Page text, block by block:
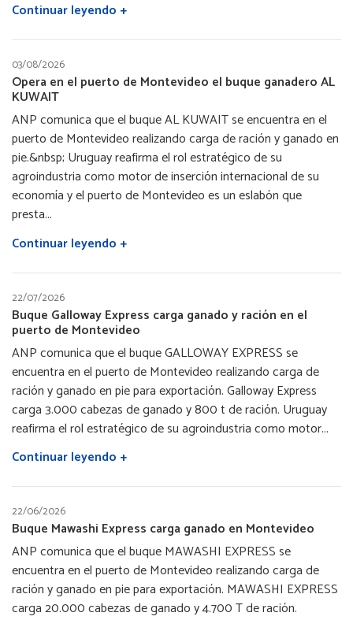
Continuar leyendo +
03/08/2026
Opera en el puerto de Montevideo el buque ganadero AL
KUWAIT
ANP comunica que el buque AL KUWAIT se encuentra en el
puerto de Montevideo realizando carga de ración y ganado en
pie.&nbsp; Uruguay reafirma el rol estratégico de su
agroindustria como motor de inserción internacional de su
economía y el puerto de Montevideo es un eslabón que
presta...
Continuar leyendo +
22/07/2026
Buque Galloway Express carga ganado y ración en el
puerto de Montevideo
ANP comunica que el buque GALLOWAY EXPRESS se
encuentra en el puerto de Montevideo realizando carga de
ración y ganado en pie para exportación. Galloway Express
carga 3.000 cabezas de ganado y 800 t de ración. Uruguay
reafirma el rol estratégico de su agroindustria como motor...
Continuar leyendo +
22/06/2026
Buque Mawashi Express carga ganado en Montevideo
ANP comunica que el buque MAWASHI EXPRESS se
encuentra en el puerto de Montevideo realizando carga de
ración y ganado en pie para exportación. MAWASHI EXPRESS
carga 20.000 cabezas de ganado y 4.700 T de ración.